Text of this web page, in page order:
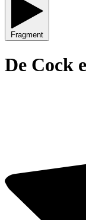
Fragment
De Cock